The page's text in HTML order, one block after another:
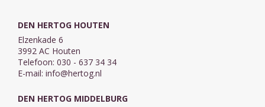
DEN HERTOG HOUTEN
Elzenkade 6
3992 AC Houten
Telefoon: 030 - 637 34 34
E-mail: info@hertog.nl
DEN HERTOG MIDDELBURG